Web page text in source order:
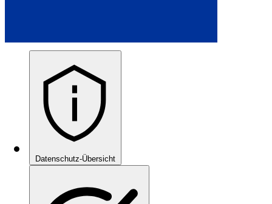
Datenschutz-Übersicht